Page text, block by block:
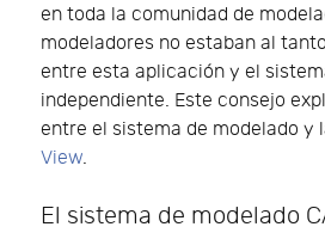
en toda la comunidad de
modeladores no estaban al
entre esta aplicación y el
independiente. Este consejo
entre el sistema de modelado y
View.
El sistema de modelado